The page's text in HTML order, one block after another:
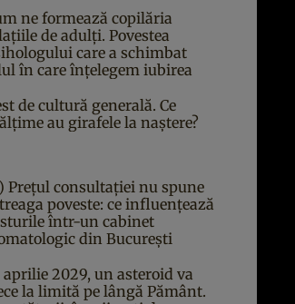
ne formează copilăria
de adulți. Povestea
care a schimbat
în care înțelegem iubirea
de cultură generală. Ce
au girafele la naștere?
Prețul consultației nu spune
poveste: ce influențează
într-un cabinet
din București
2029, un asteroid va
la limită pe lângă Pământ.